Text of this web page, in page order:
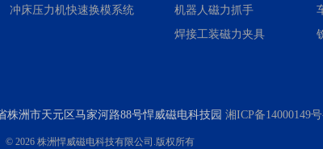
冲床压力机快速换模系统
机器人磁力抓手
焊接工装磁力夹具
株洲市天元区马家河路88号悍威磁电科技园 湘ICP备14000149号
© 2026 株洲悍威磁电科技有限公司.版权所有